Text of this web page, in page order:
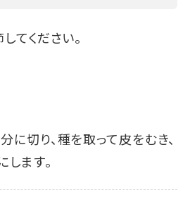
てください。
に切り、種を取って皮をむき、
ます。